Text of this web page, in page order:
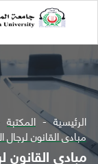
الرئيسية المكتبة
مبادى القانون لرجال
مبادى القانون